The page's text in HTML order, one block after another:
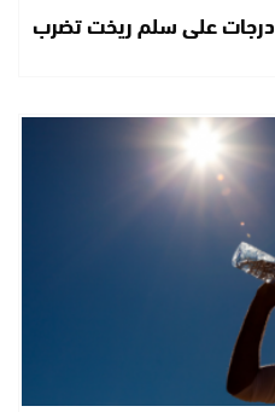
هزة أرضية بلغت قوتها 4.4 درجات على سلم ريخت تضرب